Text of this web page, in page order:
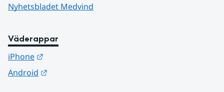
Nyhetsbladet Medvind
Väderappar
iPhone
Android